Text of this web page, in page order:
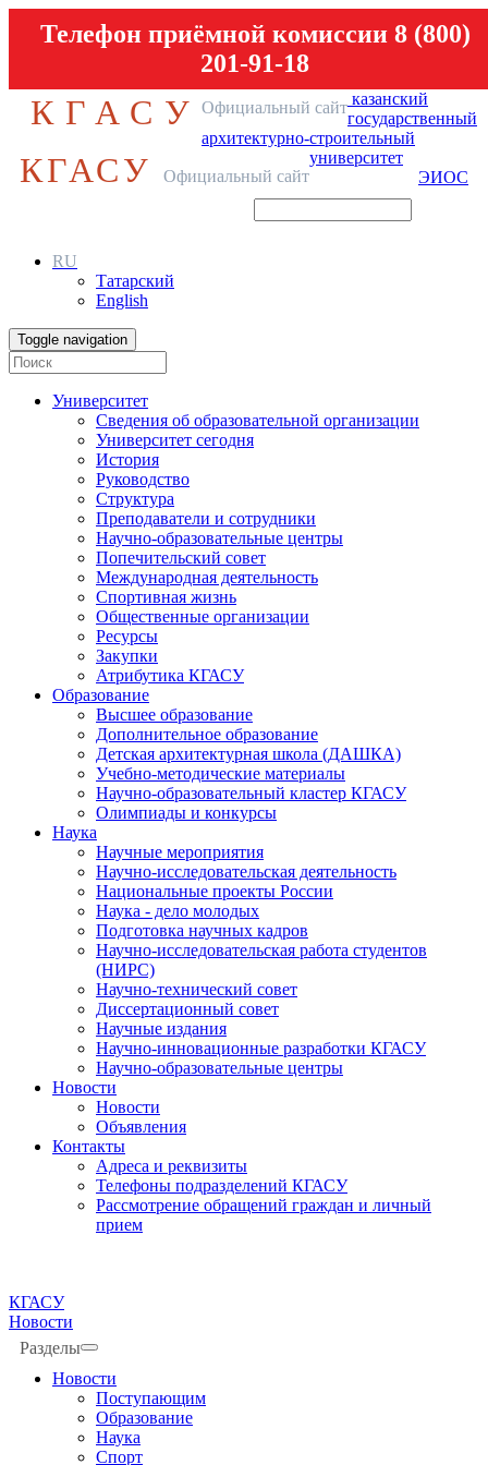
Телефон приёмной комиссии 8 (800)
201-91-18
КГАСУ Официальный сайт казанский
государственный
архитектурно-строительный
университет
КГАСУ Официальный сайт ЭИОС
RU
Татарский
English
Toggle navigation
Университет
Сведения об образовательной организации
Университет сегодня
История
Руководство
Структура
Преподаватели и сотрудники
Научно-образовательные центры
Попечительский совет
Международная деятельность
Спортивная жизнь
Общественные организации
Ресурсы
Закупки
Атрибутика КГАСУ
Образование
Высшее образование
Дополнительное образование
Детская архитектурная школа (ДАШКА)
Учебно-методические материалы
Научно-образовательный кластер КГАСУ
Олимпиады и конкурсы
Наука
Научные мероприятия
Научно-исследовательская деятельность
Национальные проекты России
Наука - дело молодых
Подготовка научных кадров
Научно-исследовательская работа студентов
(НИРС)
Научно-технический совет
Диссертационный совет
Научные издания
Научно-инновационные разработки КГАСУ
Научно-образовательные центры
Новости
Новости
Объявления
Контакты
Адреса и реквизиты
Телефоны подразделений КГАСУ
Рассмотрение обращений граждан и личный
прием
КГАСУ
Новости
Разделы
Новости
Поступающим
Образование
Наука
Спорт